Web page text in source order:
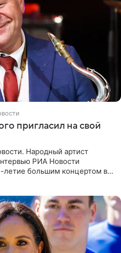
пригласил на свой
Народный артист
РИА Новости
летие большим концертом в